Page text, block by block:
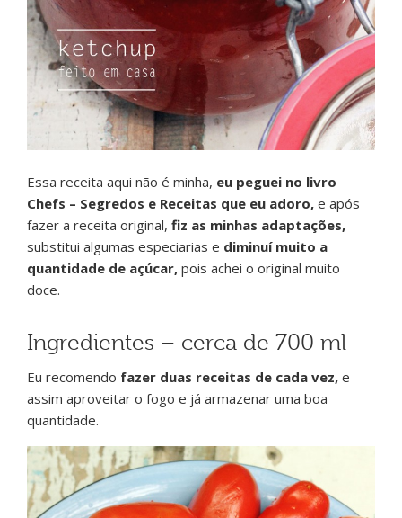
Essa receita aqui não é minha, eu peguei no livro
Chefs – Segredos e Receitas que eu adoro, e após
fazer a receita original, fiz as minhas adaptações,
substitui algumas especiarias e diminuí muito a
quantidade de açúcar, pois achei o original muito
doce.
Ingredientes – cerca de 700 ml
Eu recomendo fazer duas receitas de cada vez, e
assim aproveitar o fogo e já armazenar uma boa
quantidade.